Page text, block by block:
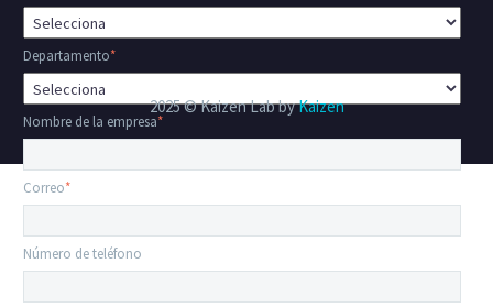
Departamento*
Nombre de la empresa*
Correo*
Número de teléfono
2025 © Kaizen Lab byKaizen